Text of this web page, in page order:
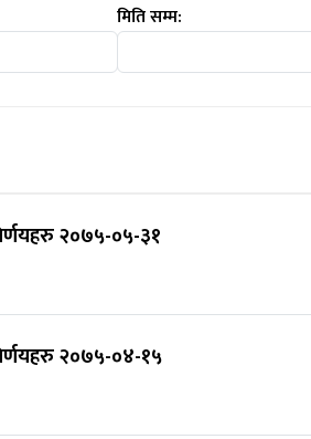
मिति सम्म:
२०७५-०५-३१
२०७५-०४-१५